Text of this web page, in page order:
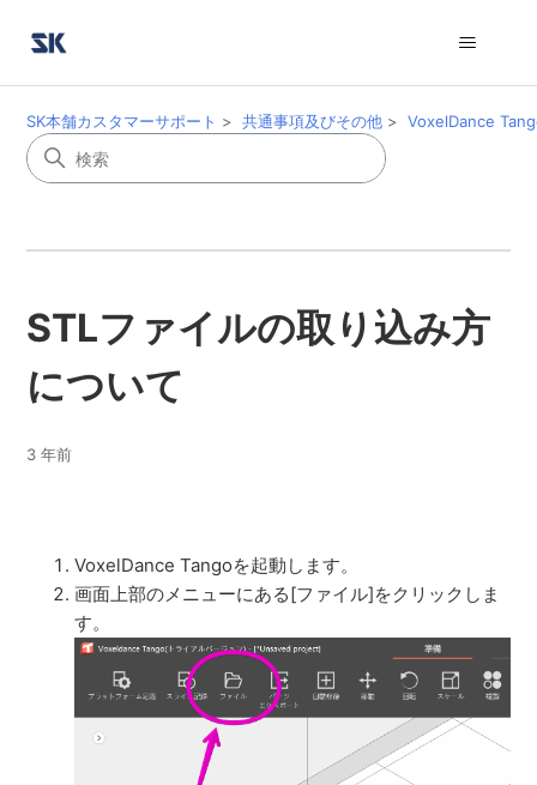
SK本舗カスタマーサポート 共通事項及びその他 VoxelDance
STLファイルの取り込み方
について
3 年前
VoxelDance Tangoを起動します。
画面上部のメニューにある[ファイル]をクリックしま
す。